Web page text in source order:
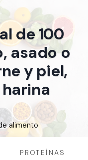
de 100
asado o
y piel,
alimento
PROTEÍNAS